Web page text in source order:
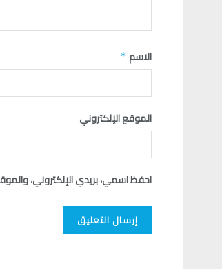
الاسم *
الموقع الإلكتروني
احفظ اسمي، بريدي الإلكتروني،